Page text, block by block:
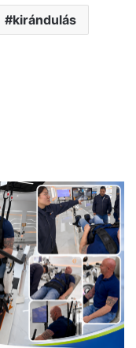
kirándulás